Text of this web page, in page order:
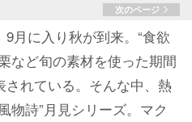
次のページ
月に入り秋が到来。“食欲
など旬の素材を使った期間
れている。そんな中、熱
物詩”月見シリーズ。マク